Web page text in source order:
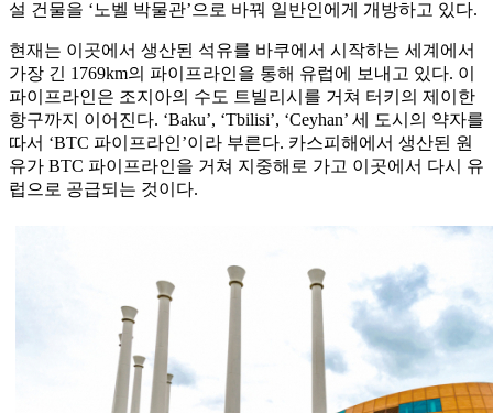
설 건물을 ‘노벨 박물관’으로 바꿔 일반인에게 개방하고 있다.
현재는 이곳에서 생산된 석유를 바쿠에서 시작하는 세계에서
가장 긴 1769km의 파이프라인을 통해 유럽에 보내고 있다. 이
파이프라인은 조지아의 수도 트빌리시를 거쳐 터키의 제이한
항구까지 이어진다. ‘Baku’, ‘Tbilisi’, ‘Ceyhan’ 세 도시의 약자를
따서 ‘BTC 파이프라인’이라 부른다. 카스피해에서 생산된 원
유가 BTC 파이프라인을 거쳐 지중해로 가고 이곳에서 다시 유
럽으로 공급되는 것이다.